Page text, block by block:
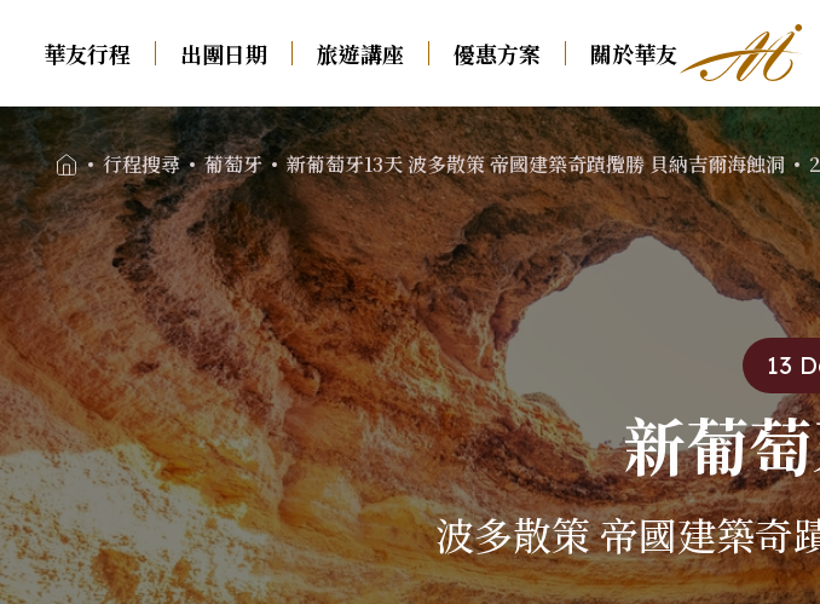
華友行程
中西歐
瑞士火車
德瑞．純德
法國．法瑞
荷蘭．比利時．盧森堡
英國．愛爾蘭
奧地利．捷克．匈牙利
德奧．大鐘山
南歐
義大利．多羅米堤．西
西里
西班牙
葡萄牙
希臘
土耳其
東歐
克．斯．波
波蘭．波羅的海三國
保加利亞．羅馬尼亞
出團日期 旅遊講座 優惠方案 關於華友
02出團日期
03旅遊講座
04優惠方案
05旅遊專欄
06關於華友
01 華友行程
中西歐
瑞士火車
荷蘭．比利時．盧
森堡
英國．愛爾蘭
奧地利．捷克．匈
牙利
德奧．大鐘山
南歐
義大利
堤．西
西班牙
葡萄牙
希臘
土耳其
13
新葡
波多散策 帝國建築奇
行程搜尋 葡萄牙 新葡萄牙13天 波多散策 帝國建築奇蹟攬勝 貝納吉爾海蝕洞
新葡萄牙13天波多散策 帝國建築奇蹟攬勝 貝納吉爾海蝕洞 2026/10/08(四)-